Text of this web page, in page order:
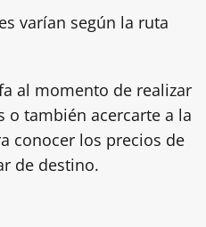
varían según la ruta
al momento de realizar
o también acercarte a la
conocer los precios de
de destino.